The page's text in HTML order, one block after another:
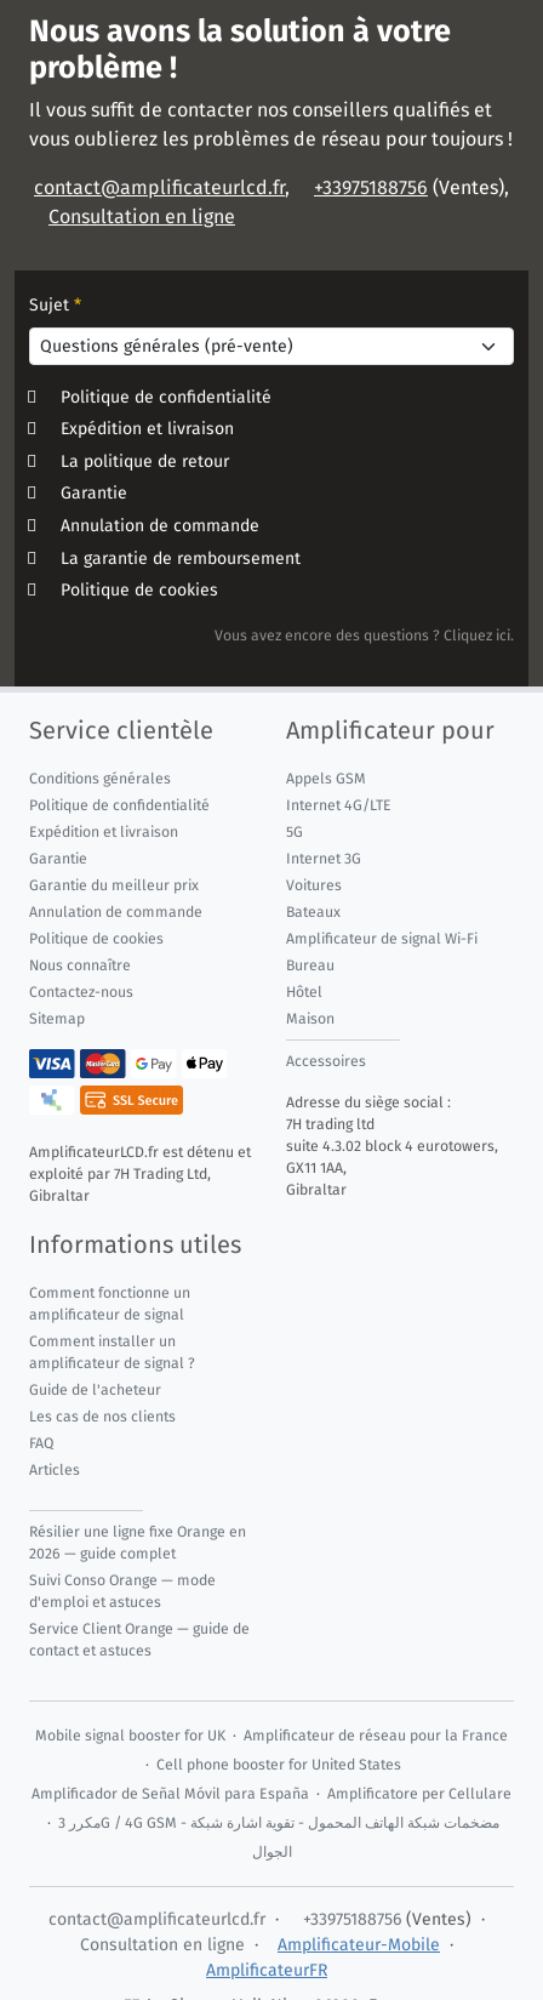
Nous avons la solution à votre
problème !
Il vous suffit de contacter nos conseillers qualifiés et
vous oublierez les problèmes de réseau pour toujours !
contact@amplificateurlcd.fr, +33975188756 (Ventes),
Consultation en ligne
Sujet *
Politique de confidentialité
Expédition et livraison
La politique de retour
Garantie
Annulation de commande
La garantie de remboursement
Politique de cookies
Vous avez encore des questions ? Cliquez ici.
Service clientèle
Conditions générales
Politique de confidentialité
Expédition et livraison
Garantie
Garantie du meilleur prix
Annulation de commande
Politique de cookies
Nous connaître
Contactez-nous
Sitemap
AmplificateurLCD.fr est détenu et
exploité par 7H Trading Ltd,
Gibraltar
Amplificateur pour
Appels GSM
Internet 4G/LTE
5G
Internet 3G
Voitures
Bateaux
Amplificateur de signal Wi-Fi
Bureau
Hôtel
Maison
Accessoires
Adresse du siège social :
7H trading ltd
suite 4.3.02 block 4 eurotowers,
GX11 1AA,
Gibraltar
Informations utiles
Comment fonctionne un
amplificateur de signal
Comment installer un
amplificateur de signal ?
Guide de l'acheteur
Les cas de nos clients
FAQ
Articles
Résilier une ligne fixe Orange en
2026 — guide complet
Suivi Conso Orange — mode
d'emploi et astuces
Service Client Orange — guide de
contact et astuces
Mobile signal booster for UK · Amplificateur de réseau pour la France
· Cell phone booster for United States
Amplificador de Señal Móvil para España · Amplificatore per Cellulare
· مكرر 3G / 4G GSM - مضخمات شبكة الهاتف المحمول - تقوية اشارة شبكة
الجوال
contact@amplificateurlcd.fr · +33975188756 (Ventes) ·
Consultation en ligne · Amplificateur-Mobile ·
AmplificateurFR